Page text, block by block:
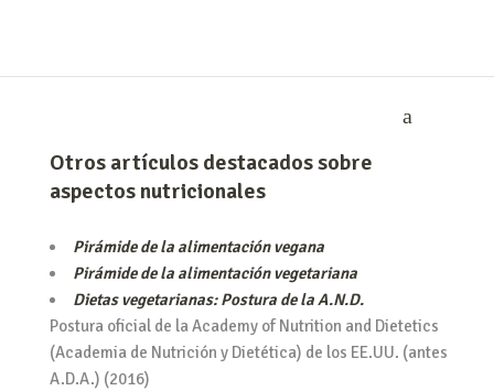
Otros artículos destacados sobre
aspectos nutricionales
Pirámide de la alimentación vegana
Pirámide de la alimentación vegetariana
Dietas vegetarianas: Postura de la A.N.D.
Postura oficial de la Academy of Nutrition and Dietetics
(Academia de Nutrición y Dietética) de los EE.UU. (antes
A.D.A.) (2016)